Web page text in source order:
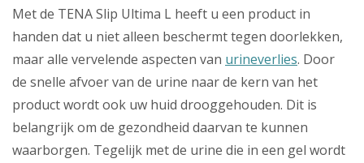
Met de TENA Slip Ultima L heeft u een product in
handen dat u niet alleen beschermt tegen doorlekken,
maar alle vervelende aspecten van urineverlies. Door
de snelle afvoer van de urine naar de kern van het
product wordt ook uw huid drooggehouden. Dit is
belangrijk om de gezondheid daarvan te kunnen
waarborgen. Tegelijk met de urine die in een gel wordt